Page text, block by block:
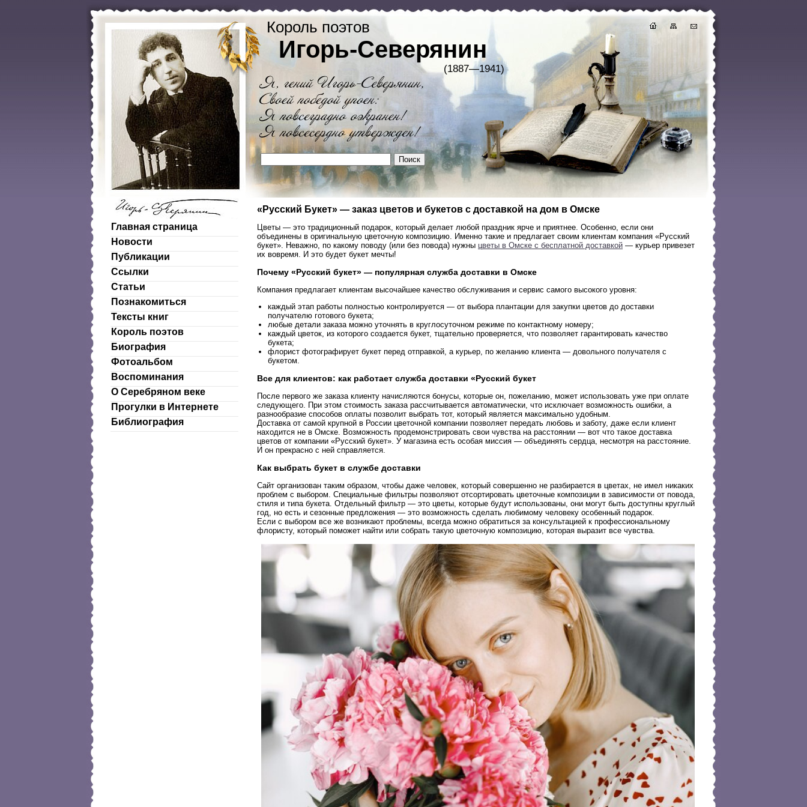
Король поэтов
Игорь-Северянин
(1887—1941)
Главная страница
Новости
Публикации
Ссылки
Статьи
Познакомиться
Тексты книг
Король поэтов
Биография
Фотоальбом
Воспоминания
О Серебряном веке
Прогулки в Интернете
Библиография
«Русский Букет» — заказ цветов и букетов с доставкой на дом в Омске
Цветы — это традиционный подарок, который делает любой праздник ярче и приятнее. Особенно, если они
объединены в оригинальную цветочную композицию. Именно такие и предлагает своим клиентам компания «Русский
букет». Неважно, по какому поводу (или без повода) нужны цветы в Омске с бесплатной доставкой — курьер привезет
их вовремя. И это будет букет мечты!
Почему «Русский букет» — популярная служба доставки в Омске
Компания предлагает клиентам высочайшее качество обслуживания и сервис самого высокого уровня:
каждый этап работы полностью контролируется — от выбора плантации для закупки цветов до доставки
получателю готового букета;
любые детали заказа можно уточнять в круглосуточном режиме по контактному номеру;
каждый цветок, из которого создается букет, тщательно проверяется, что позволяет гарантировать качество
букета;
флорист фотографирует букет перед отправкой, а курьер, по желанию клиента — довольного получателя с
букетом.
Все для клиентов: как работает служба доставки «Русский букет
После первого же заказа клиенту начисляются бонусы, которые он, пожеланию, может использовать уже при оплате
следующего. При этом стоимость заказа рассчитывается автоматически, что исключает возможность ошибки, а
разнообразие способов оплаты позволит выбрать тот, который является максимально удобным.
Доставка от самой крупной в России цветочной компании позволяет передать любовь и заботу, даже если клиент
находится не в Омске. Возможность продемонстрировать свои чувства на расстоянии — вот что такое доставка
цветов от компании «Русский букет». У магазина есть особая миссия — объединять сердца, несмотря на расстояние.
И он прекрасно с ней справляется.
Как выбрать букет в службе доставки
Сайт организован таким образом, чтобы даже человек, который совершенно не разбирается в цветах, не имел никаких
проблем с выбором. Специальные фильтры позволяют отсортировать цветочные композиции в зависимости от повода,
стиля и типа букета. Отдельный фильтр — это цветы, которые будут использованы, они могут быть доступны круглый
год, но есть и сезонные предложения — это возможность сделать любимому человеку особенный подарок.
Если с выбором все же возникают проблемы, всегда можно обратиться за консультацией к профессиональному
флористу, который поможет найти или собрать такую цветочную композицию, которая выразит все чувства.